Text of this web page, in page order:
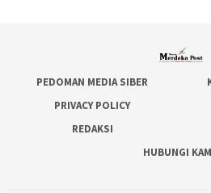
PEDOMAN MEDIA SIBER
PRIVACY POLICY
REDAKSI
HUBUNGI